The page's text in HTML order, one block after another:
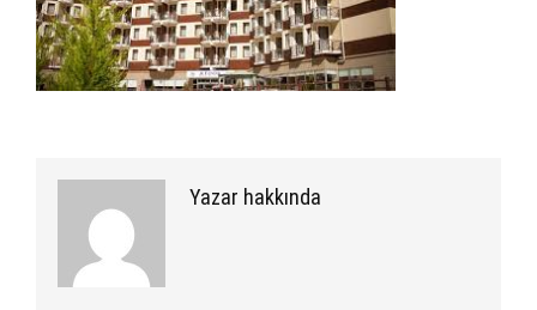
Yazar hakkında